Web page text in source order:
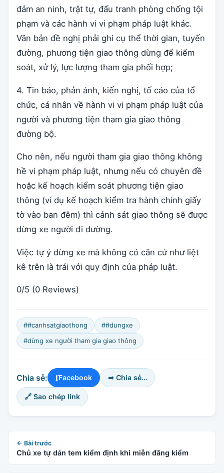
đảm an ninh, trật tự, đấu tranh phòng chống tội
phạm và các hành vi vi phạm pháp luật khác.
Văn bản đề nghị phải ghi cụ thể thời gian, tuyến
đường, phương tiện giao thông dừng để kiểm
soát, xử lý, lực lượng tham gia phối hợp;
4. Tin báo, phản ánh, kiến nghị, tố cáo của tổ
chức, cá nhân về hành vi vi phạm pháp luật của
người và phương tiện tham gia giao thông
đường bộ.
Cho nên, nếu người tham gia giao thông không
hề vi phạm pháp luật, nhưng nếu có chuyên đề
hoặc kế hoạch kiểm soát phương tiện giao
thông (ví dụ kế hoạch kiểm tra hành chính giấy
tờ vào ban đêm) thì cảnh sát giao thông sẽ được
dừng xe người đi đường.
Việc tự ý dừng xe mà không có căn cứ như liệt
kê trên là trái với quy định của pháp luật.
0/5 (0 Reviews)
##canhsatgiaothong
##dungxe
#dừng xe người tham gia giao thông
Chia sẻ: fFacebook ➦ Chia sẻ…
🔗 Sao chép link
← Bài trước
Chủ xe tự dán tem kiểm định khi miễn đăng kiểm